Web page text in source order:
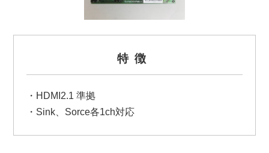
特徴
・HDMI2.1 準拠
・Sink、Sorce各1ch対応